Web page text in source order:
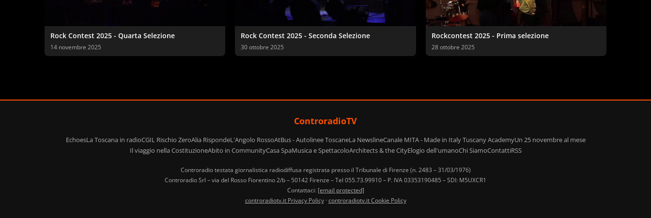
Rock Contest 2025 - Quarta Selezione
14 novembre 2025
Rock Contest 2025 - Seconda Selezione
30 ottobre 2025
Rockcontest 2025 - Prima selezione
28 ottobre 2025
ControradioTV
EchoesLa Toscana in radioCGIL Rischio ZeroAlia RispondeL'Angolo RossoAtBus - Autolinee ToscaneLa NewslineCanale MITA - Made in Italy Tuscany AcademyUn 25 novembre al mese
Il viaggio nella CostituzioneAbito in CommunityCasa SpaMusica e SpettacoloArchitects & the CityElogio dell'umanoChi SiamoContattiRSS
Controradio testata giornalistica radiodiffusa registrata presso il Tribunale di Firenze (n. 2483 – 31/03/1976)
Controradio Srl – via del Rosso Fiorentino 2/b – 50142 Firenze – Tel 055.73.99910 – P. IVA 03353190485 – SDI: M5UXCR1
Contattaci: [email protected]
controradiotv.it Privacy Policy·controradiotv.it Cookie Policy